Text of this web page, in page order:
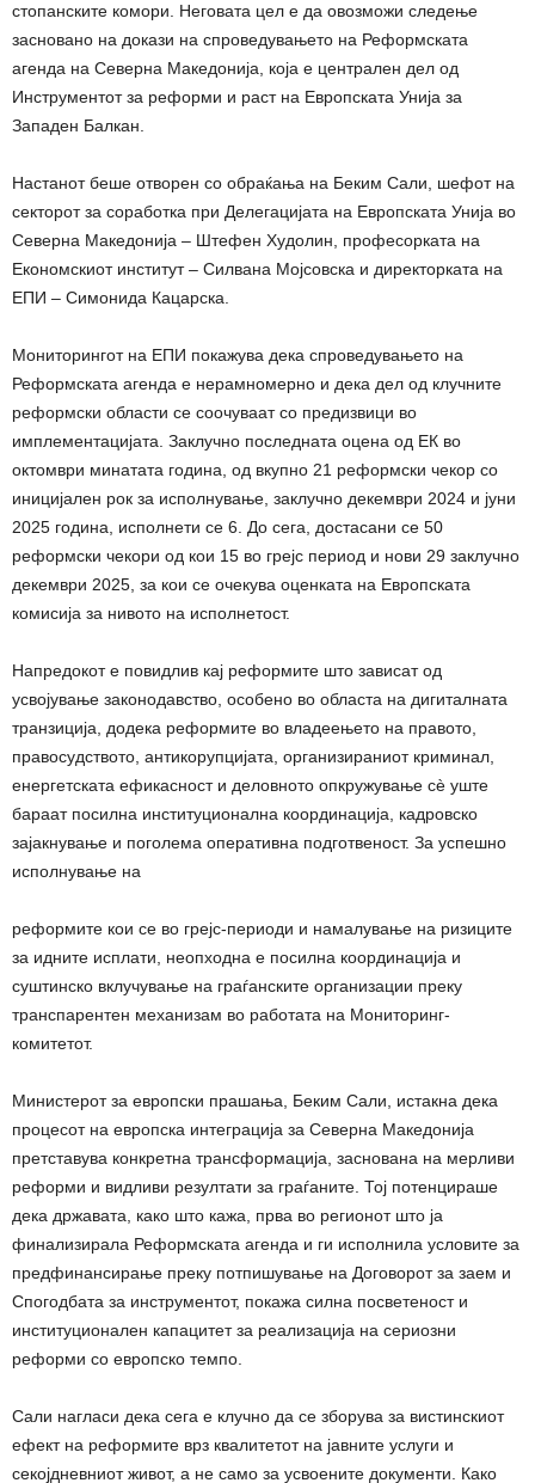
стопанските комори. Неговата цел е да овозможи следење
засновано на докази на спроведувањето на Реформската
агенда на Северна Македонија, која е централен дел од
Инструментот за реформи и раст на Европската Унија за
Западен Балкан.
Настанот беше отворен со обраќања на Беким Сали, шефот на
секторот за соработка при Делегацијата на Европската Унија во
Северна Македонија – Штефен Худолин, професорката на
Економскиот институт – Силвана Мојсовска и директорката на
ЕПИ – Симонида Кацарска.
Мониторингот на ЕПИ покажува дека спроведувањето на
Реформската агенда е нерамномерно и дека дел од клучните
реформски области се соочуваат со предизвици во
имплементацијата. Заклучно последната оцена од ЕК во
октомври минатата година, од вкупно 21 реформски чекор со
иницијален рок за исполнување, заклучно декември 2024 и јуни
2025 година, исполнети се 6. До сега, достасани се 50
реформски чекори од кои 15 во грејс период и нови 29 заклучно
декември 2025, за кои се очекува оценката на Европската
комисија за нивото на исполнетост.
Напредокот е повидлив кај реформите што зависат од
усвојување законодавство, особено во областа на дигиталната
транзиција, додека реформите во владеењето на правото,
правосудството, антикорупцијата, организираниот криминал,
енергетската ефикасност и деловното опкружување сè уште
бараат посилна институционална координација, кадровско
зајакнување и поголема оперативна подготвеност. За успешно
исполнување на
реформите кои се во грејс-периоди и намалување на ризиците
за идните исплати, неопходна е посилна координација и
суштинско вклучување на граѓанските организации преку
транспарентен механизам во работата на Мониторинг-
комитетот.
Министерот за европски прашања, Беким Сали, истакна дека
процесот на европска интеграција за Северна Македонија
претставува конкретна трансформација, заснована на мерливи
реформи и видливи резултати за граѓаните. Тој потенцираше
дека државата, како што кажа, прва во регионот што ја
финализирала Реформската агенда и ги исполнила условите за
предфинансирање преку потпишување на Договорот за заем и
Спогодбата за инструментот, покажа силна посветеност и
институционален капацитет за реализација на сериозни
реформи со европско темпо.
Сали нагласи дека сега е клучно да се зборува за вистинскиот
ефект на реформите врз квалитетот на јавните услуги и
секојдневниот живот, а не само за усвоените документи. Како